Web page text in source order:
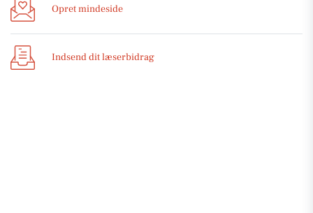
Opret mindeside
Indsend dit læserbidrag